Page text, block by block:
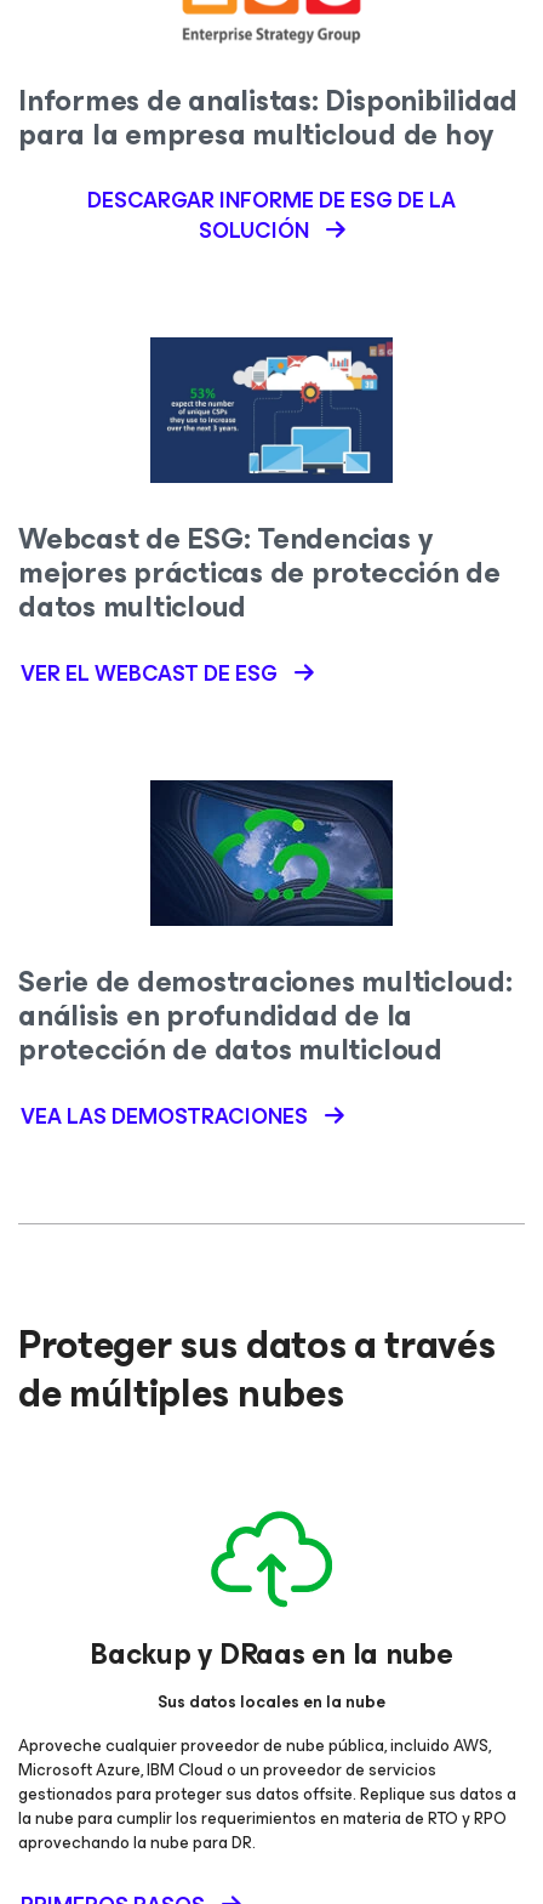
Informes de analistas: Disponibilidad
para la empresa multicloud de hoy
DESCARGAR INFORME DE ESG DE LA
SOLUCIÓN
Webcast de ESG: Tendencias y
mejores prácticas de protección de
datos multicloud
VER EL WEBCAST DE ESG
Serie de demostraciones multicloud:
análisis en profundidad de la
protección de datos multicloud
VEA LAS DEMOSTRACIONES
Proteger sus datos a través
de múltiples nubes
Backup y DRaas en la nube
Sus datos locales en la nube
Aproveche cualquier proveedor de nube pública, incluido AWS,
Microsoft Azure, IBM Cloud o un proveedor de servicios
gestionados para proteger sus datos offsite. Replique sus datos a
la nube para cumplir los requerimientos en materia de RTO y RPO
aprovechando la nube para DR.